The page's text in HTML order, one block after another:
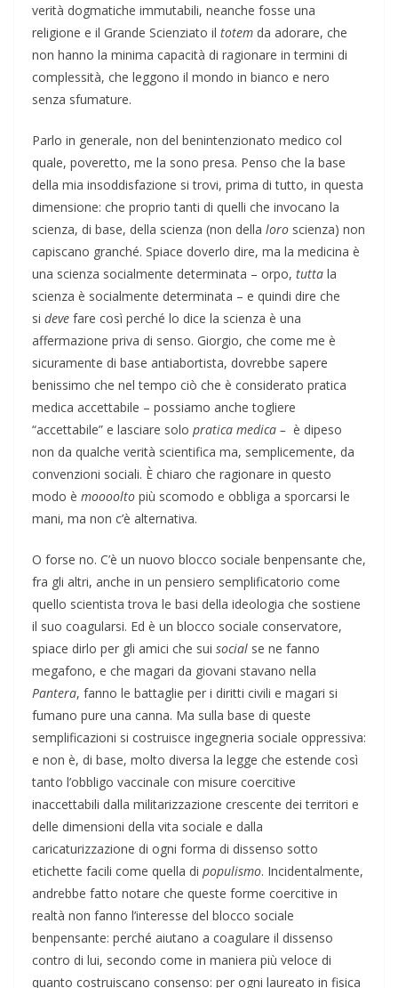
verità dogmatiche immutabili, neanche fosse una
religione e il Grande Scienziato il totem da adorare, che
non hanno la minima capacità di ragionare in termini di
complessità, che leggono il mondo in bianco e nero
senza sfumature.
Parlo in generale, non del benintenzionato medico col
quale, poveretto, me la sono presa. Penso che la base
della mia insoddisfazione si trovi, prima di tutto, in questa
dimensione: che proprio tanti di quelli che invocano la
scienza, di base, della scienza (non della loro scienza) non
capiscano granché. Spiace doverlo dire, ma la medicina è
una scienza socialmente determinata – orpo, tutta la
scienza è socialmente determinata – e quindi dire che
si deve fare così perché lo dice la scienza è una
affermazione priva di senso. Giorgio, che come me è
sicuramente di base antiabortista, dovrebbe sapere
benissimo che nel tempo ciò che è considerato pratica
medica accettabile – possiamo anche togliere
“accettabile” e lasciare solo pratica medica – è dipeso
non da qualche verità scientifica ma, semplicemente, da
convenzioni sociali. È chiaro che ragionare in questo
modo è moooolto più scomodo e obbliga a sporcarsi le
mani, ma non c’è alternativa.
O forse no. C’è un nuovo blocco sociale benpensante che,
fra gli altri, anche in un pensiero semplificatorio come
quello scientista trova le basi della ideologia che sostiene
il suo coagularsi. Ed è un blocco sociale conservatore,
spiace dirlo per gli amici che sui social se ne fanno
megafono, e che magari da giovani stavano nella
Pantera, fanno le battaglie per i diritti civili e magari si
fumano pure una canna. Ma sulla base di queste
semplificazioni si costruisce ingegneria sociale oppressiva:
e non è, di base, molto diversa la legge che estende così
tanto l’obbligo vaccinale con misure coercitive
inaccettabili dalla militarizzazione crescente dei territori e
delle dimensioni della vita sociale e dalla
caricaturizzazione di ogni forma di dissenso sotto
etichette facili come quella di populismo. Incidentalmente,
andrebbe fatto notare che queste forme coercitive in
realtà non fanno l’interesse del blocco sociale
benpensante: perché aiutano a coagulare il dissenso
contro di lui, secondo come in maniera più veloce di
quanto costruiscano consenso: per ogni laureato in fisica